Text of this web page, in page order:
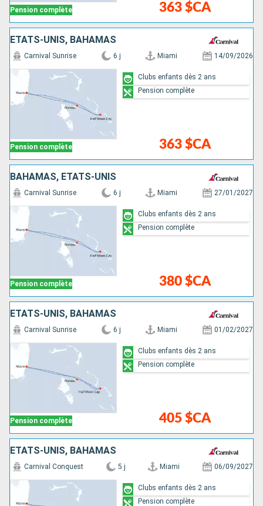
Pension complète 363 $CA
ÉTATS-UNIS, BAHAMAS
Pension complète
Carnival Sunrise 6 j Miami 14/09/2026
363 $CA
Clubs enfants dès 2 ans
Pension complète
BAHAMAS, ÉTATS-UNIS
Pension complète
Carnival Sunrise 6 j Miami 27/01/2027
380 $CA
Clubs enfants dès 2 ans
Pension complète
ÉTATS-UNIS, BAHAMAS
Pension complète
Carnival Sunrise 6 j Miami 01/02/2027
405 $CA
Clubs enfants dès 2 ans
Pension complète
ÉTATS-UNIS, BAHAMAS
Carnival Conquest 5 j Miami 06/09/2027
Clubs enfants dès 2 ans
Pension complète